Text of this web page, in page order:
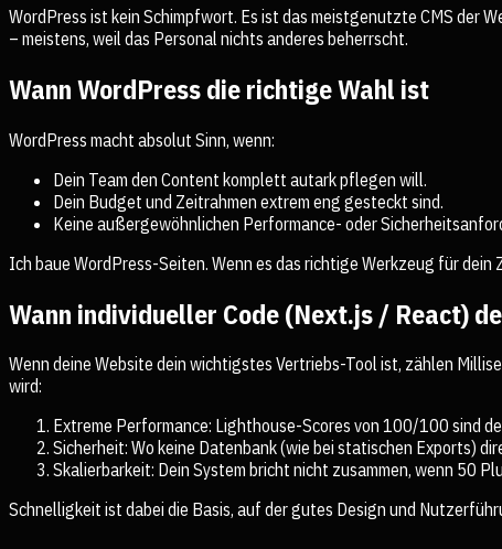
WordPress ist kein Schimpfwort. Es ist das meistgenutzte CMS der
– meistens, weil das Personal nichts anderes beherrscht.
Wann WordPress die richtige Wahl ist
WordPress macht absolut Sinn, wenn:
Dein Team den Content komplett autark pflegen will.
Dein Budget und Zeitrahmen extrem eng gesteckt sind.
Keine außergewöhnlichen Performance- oder
Ich baue WordPress-Seiten. Wenn es das richtige Werkzeug für dein
Wann individueller Code (Next.js / React)
Wenn deine Website dein wichtigstes Vertriebs-Tool ist, zählen
wird:
Extreme Performance: Lighthouse-Scores von 100/100 sind
Sicherheit: Wo keine Datenbank (wie bei statischen Exports)
Skalierbarkeit: Dein System bricht nicht zusammen, wenn 50
Schnelligkeit ist dabei die Basis, auf der gutes Design und